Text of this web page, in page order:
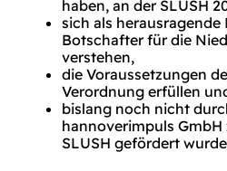
haben, an der SLUSH
sich als
Botschafter für die
verstehen,
die Voraussetzungen
Verordnung erfüllen
bislang noch nicht
hannoverimpuls GmbH
SLUSH gefördert